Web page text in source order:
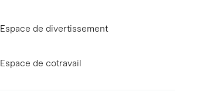
Espace de divertissement
Espace de cotravail